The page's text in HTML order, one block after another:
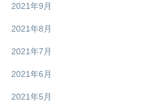
2021年9月
2021年8月
2021年7月
2021年6月
2021年5月